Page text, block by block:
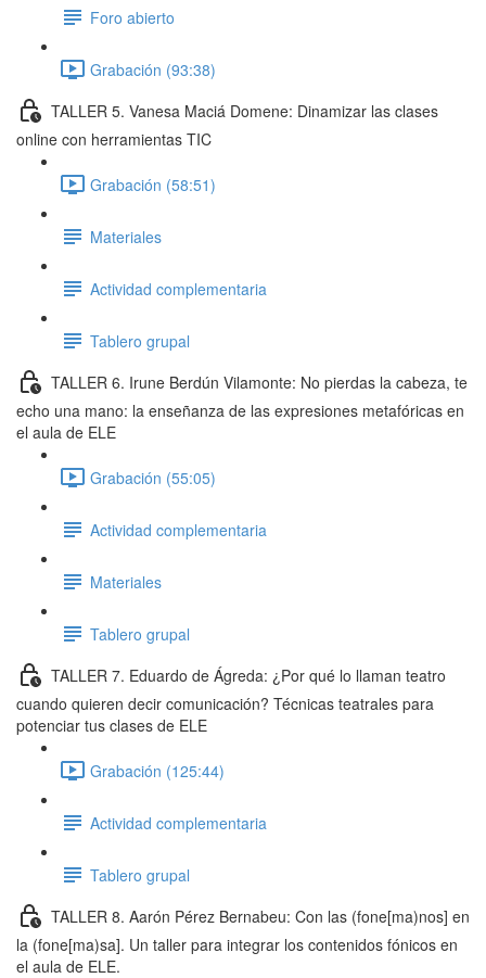
Foro abierto
Grabación (93:38)
TALLER 5. Vanesa Maciá Domene: Dinamizar las clases
online con herramientas TIC
Grabación (58:51)
Materiales
Actividad complementaria
Tablero grupal
TALLER 6. Irune Berdún Vilamonte: No pierdas la cabeza, te
echo una mano: la enseñanza de las expresiones metafóricas en
el aula de ELE
Grabación (55:05)
Actividad complementaria
Materiales
Tablero grupal
TALLER 7. Eduardo de Ágreda: ¿Por qué lo llaman teatro
cuando quieren decir comunicación? Técnicas teatrales para
potenciar tus clases de ELE
Grabación (125:44)
Actividad complementaria
Tablero grupal
TALLER 8. Aarón Pérez Bernabeu: Con las (fone[ma)nos] en
la (fone[ma)sa]. Un taller para integrar los contenidos fónicos en
el aula de ELE.